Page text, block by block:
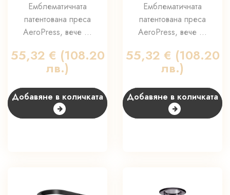
Емблематичната
патентована преса
AeroPress, вече ...
55,32 € (108.20
лв.)
Добавяне в количката
Емблематичната
патентована преса
AeroPress, вече ...
55,32 € (108.20
лв.)
Добавяне в количката